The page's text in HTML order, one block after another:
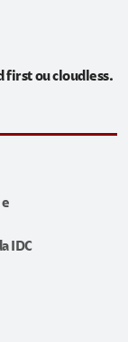
first ou cloudless.
IDC